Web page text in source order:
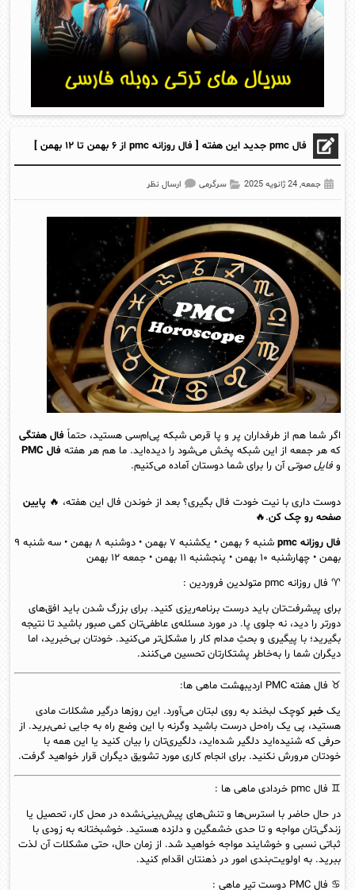
فال pmc جدید این هفته [ فال روزانه pmc از ۶ بهمن تا ۱۲ بهمن ]
جمعه, 24 ژانویه 2025 سرگرمی ارسال نظر
اگر شما هم از طرفداران پر و پا قرص شبکه پی‌ام‌سی هستید، حتماً فال هفتگی
که هر جمعه از این شبکه پخش می‌شود را دیده‌اید. ما هم هر هفته فال PMC
و فایل صوتیآن را برای شما دوستان آماده می‌کنیم.
دوست داری با نیت خودت فال بگیری؟ بعد از خوندن فال این هفته، 🔥 پایین
صفحه رو چک کن.
🔥
فال روزانه pmc
شنبه ۶ بهمن • یکشنبه ۷ بهمن • دوشنبه ۸ بهمن • سه شنبه ۹
بهمن • چهارشنبه ۱۰ بهمن • پنجشنبه ۱۱ بهمن • جمعه ۱۲ بهمن
♈ فال روزانه pmc متولدین
فروردین :
برای پیشرفت‌تان باید درست برنامه‌ریزی کنید. برای بزرگ شدن باید افق‌های
دورتر را دید، نه جلوی پا. در مورد مسئله‌ی عاطفی‌تان کمی صبور باشید تا نتیجه
بگیرید؛ با پیگیری و بحثِ مدام کار را مشکل‌تر می‌کنید. خودتان بی‌خبرید، اما
دیگران شما را به‌خاطر پشتکار‌تان تحسین می‌کنند.
♉ فال هفته PMC اردیبهشت ماهی ها:
یک خبرکوچک لبخند به روی لبتان می‌آورد. این روزها درگیر مشکلات مادی
هستید، پی یک راه‌حل درست باشید وگرنه با این وضع راه به جایی نمی‌برید. از
حرفی که شنیده‌اید دلگیر شده‌اید، دلگیری‌تان را بیان کنید یا این همه با
خودتان مرورش نکنید. برای انجام کاری مورد تشویق دیگران قرار خواهید گرفت.
♊ فال pmc خردادی ماهی ها :
در حال حاضر با استرس‌ها و تنش‌های پیش‌بینی‌نشده در محل کار، تحصیل یا
زندگی‌تان مواجه و تا حدی خشمگین و دلزده هستید. خوشبختانه به زودی با
ثباتی نسبی و خوشایند مواجه خواهید شد. از زمان حال، حتی مشکلات آن لذت
ببرید. به اولویت‌بندی امور در ذهنتان اقدام کنید.
♋ فال PMC دوست
تیر ماهی :